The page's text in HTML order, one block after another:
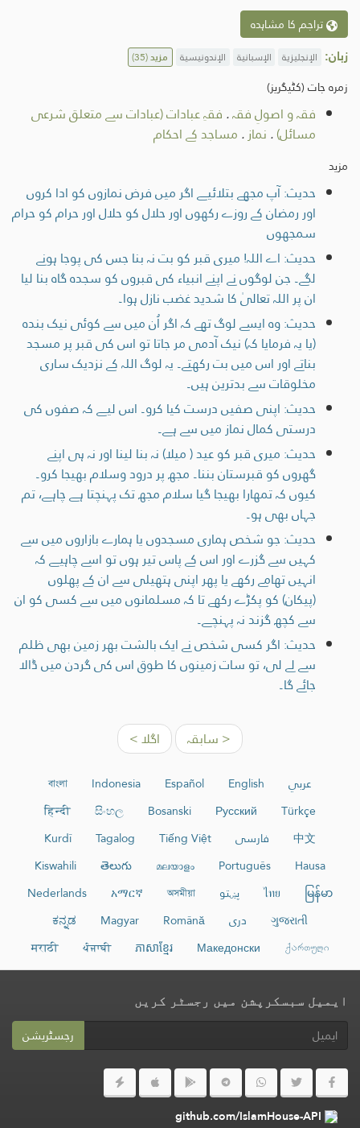
تراجم کا مشاہدہ
زبان: الإنجليزية الإسبانية الإندونيسية مزید(35)
زمرہ جات (کٹیگریز)
فقہ و اصولِ فقہ. فقہِ عبادات (عبادات سے متعلق شرعی
مسائل). نماز . مساجد کے احکام
مزید
حدیث: آپ مجھے بتلائیے اگر میں فرض نمازوں کو ادا کروں
اور رمضان کے روزے رکھوں اور حلال کو حلال اور حرام کو حرام
سمجھوں
حدیث: اے اللہ! میری قبر کو بت نہ بنا جس کی پوجا ہونے
لگے۔ جن لوگوں نے اپنے انبیاء کی قبروں کو سجدہ گاہ بنا لیا
ان پر اللہ تعالیٰ کا شدید غضب نازل ہوا۔
حدیث: وہ ایسے لوگ تھے کہ اگر اُن میں سے کوئی نیک بندہ
(یا یہ فرمایا کہ) نیک آدمی مر جاتا تو اس کی قبر پر مسجد
بناتے اور اس میں بت رکھتے۔ یہ لوگ اللہ کے نزدیک ساری
مخلوقات سے بدترین ہیں۔
حدیث: اپنی صفیں درست کیا کرو۔ اس لیے کہ صفوں کی
درستی کمال نماز میں سے ہے۔
حدیث: میری قبر کو عید ( میلا) نہ بنا لینا اور نہ ہی اپنے
گھروں کو قبرستان بننا۔ مجھ پر درود وسلام بھیجا کرو۔
کیوں کہ تمھارا بھیجا گیا سلام مجھ تک پہنچتا ہے چاہے، تم
جہاں بھی ہو۔
حدیث: جو شخص ہماری مسجدوں یا ہمارے بازاروں میں سے
کہیں سے گزرے اور اس کے پاس تیر ہوں تو اسے چاہیے کہ
انہیں تھامے رکھے یا پھر اپنی ہتھیلی سے ان کے پھلوں
(پیکان) کو پکڑے رکھے تا کہ مسلمانوں میں سے کسی کو ان
سے کچھ گزند نہ پہنچے۔
حدیث: اگر کسی شخص نے ایک بالشت بھر زمین بھی ظلم
سے لے لی، تو سات زمینوں کا طوق اس کی گردن میں ڈالا
جائے گا۔
< سابقہ اگلا >
عربي English
Español
Indonesia
বাংলা
Türkçe
Русский
Bosanski
සිංහල
हिन्दी
中文
فارسی Tiếng Việt
Tagalog
Kurdî
Hausa
Português
മലയാളം
తెలుగు
Kiswahili
မြန်မာ
ไทย پښتو অসমীয়া
አማርኛ
Nederlands
ગુજરાતી
دری Română
Magyar
ಕನ್ನಡ
ქართული
Македонски
ភាសាខ្មែរ
ਪੰਜਾਬੀ
मराठी
ایمیل سبسکرپشن میں رجسٹر کریں
رجسٹریشن
github.com/IslamHouse-API